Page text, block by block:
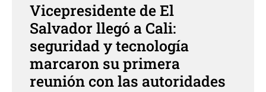
Vicepresidente de El
Salvador llegó a Cali:
seguridad y tecnología
marcaron su primera
reunión con las autoridades